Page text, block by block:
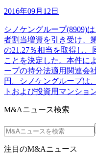
2016年09月12日
シノケングループ(8909)
者割当増資を引き受け、
の21.27％相当を取得し、
ことを決定した。本件に
ープの持分法適用関連会
円。シノケングループは
トおよび投資用マンショ
M&Aニュース検索
注目のM&Aニュース